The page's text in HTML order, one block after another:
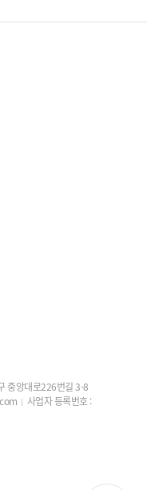
중앙대로226번길 3-8
사업자 등록번호 :